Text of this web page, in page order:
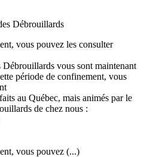
vous pouvez les consulter
vous sont maintenant
période de confinement, vous
au Québec, mais animés par le
de chez nous :
vous pouvez (...)